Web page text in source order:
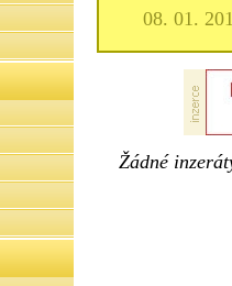
08. 01.
Žádné